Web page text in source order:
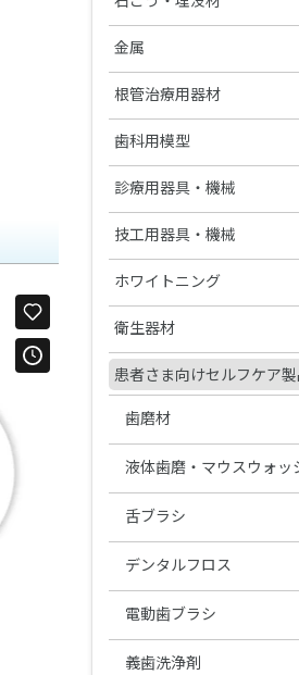
関連製品
SUシリーズ
寒天印象材用シリンジ
ハイ-ボンド カルボセメン
ハイ-ボンド カルボプラス
スーパーセメント
松風ベースセメント デン
色
充填用セメント
グラスアイオノマー FX-LC
グラスアイオノマー FX ウ
松風ハイ-ボンド グラスア
マー-Ｆ（充填用）
関連製品
松風ココアバター
松風バニッシュ
アクアセップ
スパチュラ・充填器具等
歯面コーティング材
フルオロボンドⅡ
ビューティボンド
松風エナメルコンディシ
エースクラップインスツ
ト
ペーパーパッド
ブラシ類
ディッシュ類
ソリデックス ハーデュラ
ソリデックス
ソリデックスシリーズ関
ペン
レジングレーズ
ライトアート
筆・ブラシ類
松風アーバン
松風ポアーレジン
義歯床用レジン関連製品
松風トレーレジンⅡ
松風トレーレジン
粘膜調整材・機能印象材
松風ティッシュコンディ
松風ティッシュコンディ
Ⅱ ソフト
松風ティッシュコンディ
プライマー
松風デンチャーライナー
松風レッドインレーワッ
松風マイティワックス
松風ステップルシートワ
松風ラインワックス
松風ワックスパターン
試適・実習用ワックス
カラートーニングワックス
松風歯冠色ワックス
その他ワックス
松風イエローワックス
松風ビーディングワックス
松風ピンワックス
松風ダイカラーワックス
ワックス関連製品
ナイスフィット
その他関連製品
ダイヤモンド研削材FG
カーバイドバー
ジェットカーバイドバー
ジェットカーバイドバー
ジェットカーバイドバー
ートシャンク”
松風技工用カーバイドバ
ーズ
カーボランダム研削材
松風カーボランダムポイ
松風カーボランダムポイ
ード HP
松風カーボランダムポイ
ァイン
松風カーボランダムホイ
松風ヒートレスホイール
松風チップレスホイール
アルミナ質研削材
松風ホワイトポイント
松風ピンクポイント
松風ブラウンポイント
松風セラモメタルポイン
松風カッティングホイー
松風カッティングディス
シュ
松風カッティングディス
ゴム製研磨材
グロスマスターZR
松風ジルコニア研磨キット
セラマスター コース
セラマスター
シリコンワングロス
プレサージュポイント
コンポマスター
松風ラバーカップ
シリコンポイント・ステ
ク・ホイール・カップ
研磨ペースト・コンパウ
プレサージュ
PRG プロケアジェル α
松風ラッピングペースト
PRGコンポグロス キット
ト
デュラポリッシュ ダイヤ
デュラポリッシュ
ジルグロス
メルサージュ プロフェ
ルケアシリーズ
研磨バフ・ブラシ・カップ
松風フェルトホイール
松風スーパースナップ リ
松風スーパースナップ バ
松風ピボットブラシ
松風ピボットブラシ SC
メルサージュ プロフェッ
ルケアシリーズ
マンドレル類
バースタンド
FG用スタンド
バーステーションⅡ
アルミバーブロック
ステンレスバークリップ
その他研磨材・ストリッ
ドレッサー
ダイヤモンドドレッサー
ダイヤモンドストリップ
セラマージュ研磨キット
石こう、埋没材
石こう
耐火模型材
ラミナ ベストⅡ
CDインベストメント
石こう、埋没材関連製品
松風フィッティングライ
スーパーメルト
モデルコート
金属
鋳造用合金
コバリオンEX
チタン100
ヘラニウムレーザー
金合金
陶材焼付用合金
コバルタンMB
ユニメタル EZ
金・パラジウム合金
金・パラジウム・銀合金
関連製品
メロットメタル
ソルダー
根管治療用器材
ファイル(電動式)
Mtwoファイル
用)
ファイル(手用)
松風Kファイル
松風Hファイル
ニューエンドKファイル
ニューエンドHファイル
リーマー
松風Kリーマー
ニューエンドKリーマー
ペーストキャリア
松風ペーストキャリア(CA
保存・消毒用製品
エンドボックスⅡ
Mtwoシステムボックス
歯科用模型
ADEMシステム
ファントム標準セットA
実習模型
実習模型STD28F-
UPLA/STD32F-UPLA
実習模型STD28F-
HDLA/STD32F-HDLA
オペトレーナー
補綴物模型
有歯顎補綴物模型
無歯顎補綴物模型（イン
ト模型）
インプラント用トレーニ
型
トレーニング模型 基本
下顎
トレーニング模型 サイナ
ト実習模型
トレーニング模型 ドリリ
習模型
デンチャー模型
デンチャー模型 下顎 ノ
プデンチャー
デンチャー模型 上顎 ノン
プデンチャー
デンチャー模型 部分金属
歯周病模型
解剖学模型 複製根歯牙
歯周病と歯の疾患
診療用器具・機械
PMTC/歯面清掃器/超音波
メルサージュ エピック S
メルサージュ エピック
メルサージュ プロ ソリ
双眼ルーペ
オラスコープティックル
TTL2.5
TTL3.0
スパークSLT TruColor
デジタルカメラ・口腔内
器具
アイスペシャルC-Ⅴ
用
松風 口角鈎
松風 口腔内撮影用ミラー
松風クロスポラライザー
診査診断用器具・機械
口腔機能モニター
りっぷるとれーなー
りっぷるくん
シェードアップナビⅡ
治療用器具・機械
ペンブライト
その他
MiCDインスツルメント キ
エースクラップインスツ
ト
チューブリンガー
技工用器具・機械
咬合器
プロアーチシリーズ
ハンディ咬合器
各種トレー成型器
モデルキャプチャー トラ
各種トレー用シート
陶材焼成・ジルコニア焼
エステマット スリム Ⅱ
オストロマットシリーズ
鋳造器
アルゴンキャスターi
ハリスオートマチックト
技工用重合器
ヒートボックス
ソリディライトLED/サブ
重合用ポストスタンド
切削・研磨
L-クリーナー(SLC-Ⅱ)
松風ラボエア-Z オイルフ
その他器具・機械
デンタルメジャーⅡ
ラボミキサー
ホワイトニング
ホワイトニング材
松風ハイライト ホーム
ホワイトニング用測色器
シェードアップナビⅡ
シェードアップ ナビ ホワ
ングチャート
ホワイトニング関連製品
衛生器材
器具用洗浄・消毒剤
サイデザイム®
ディスオーパ® 消毒液
ディスポーザブルマスク
デンタルマスク AF98
3Dサージカルマスク
ソフループ® エクストラ
クション・プラス・マス
ルド付/ゴムタイプ)
清掃・除菌
バイオサニタイザーⅡ
バイオサニタイザーワイプ
ノイチャージ
患者さま向けセルフケア
歯磨材
プロフィーラ薬用ハミガキ
ズ
液体歯磨・マウスウォッ
ハピカエース（販売名 ：
ピカAJ）
リステリンシリーズ
舌ブラシ
舌ケアプレミアム
デンタルフロス
デンタルフロス
電動歯ブラシ
iO9 プロフェッショナル
義歯洗浄剤